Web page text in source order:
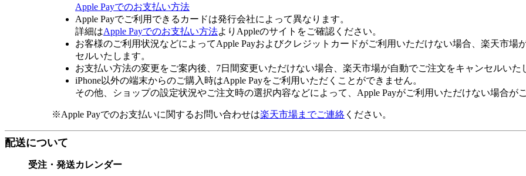
Apple Payでのお支払い方法
Apple Payでご利用できるカードは発行会社によって異なります。
詳細はApple Payでのお支払い方法よりAppleのサイトをご確認ください。
お客様のご利用状況などによってApple Payおよびクレジットカードがご利用いただけない場合、楽天市
セルいたします。
お支払い方法の変更をご案内後、7日間変更いただけない場合、楽天市場が自動でご注文をキャンセルいた
iPhone以外の端末からのご購入時はApple Payをご利用いただくことができません。
その他、ショップの設定状況やご注文時の選択内容などによって、Apple Payがご利用いただけない場合が
※Apple Payでのお支払いに関するお問い合わせは楽天市場までご連絡 ください。
配送について
受注・発送カレンダー